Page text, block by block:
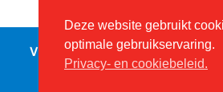
VIL © 2026 - Alle rechten
Privacybeleid-Website
Deze website gebruikt
optimale gebruikservaring.
Privacy- en cookiebeleid.